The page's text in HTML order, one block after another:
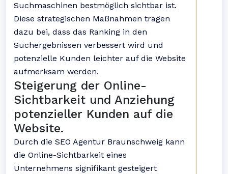
Suchmaschinen bestmöglich sichtbar ist.
Diese strategischen Maßnahmen tragen
dazu bei, dass das Ranking in den
Suchergebnissen verbessert wird und
potenzielle Kunden leichter auf die Website
aufmerksam werden.
Steigerung der Online-
Sichtbarkeit und Anziehung
potenzieller Kunden auf die
Website.
Durch die SEO Agentur Braunschweig kann
die Online-Sichtbarkeit eines
Unternehmens signifikant gesteigert